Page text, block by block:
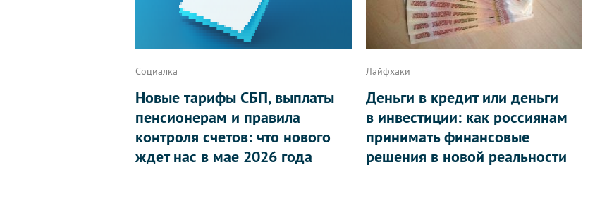
Социалка
Новые тарифы СБП, выплаты
пенсионерам и правила
контроля счетов: что нового
ждет нас в мае 2026 года
Лайфхаки
Деньги в кредит или деньги
в инвестиции: как россиянам
принимать финансовые
решения в новой реальности